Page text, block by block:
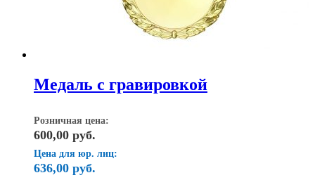
Медаль с гравировкой
Розничная цена:
600,00 руб.
Цена для юр. лиц:
636,00 руб.